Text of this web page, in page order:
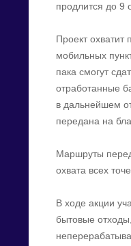
продлится до 9
Проект
мобильных
пака смогут
отработанные
в дальнейшем
передана на
Маршруты
охвата всех
В ходе акции
бытовые